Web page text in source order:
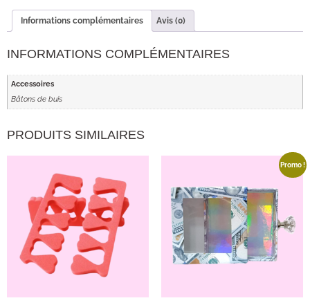
Informations complémentaires Avis (0)
INFORMATIONS COMPLÉMENTAIRES
Accessoires
Bâtons de buis
PRODUITS SIMILAIRES
Promo !